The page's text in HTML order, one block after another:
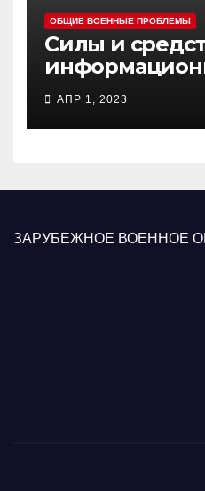
ОБЩИЕ ВОЕННЫЕ ПРОБЛЕМЫ
Силы и
вооруженных
АПР 1, 2023
ЗАРУБЕЖНОЕ ВОЕННОЕ